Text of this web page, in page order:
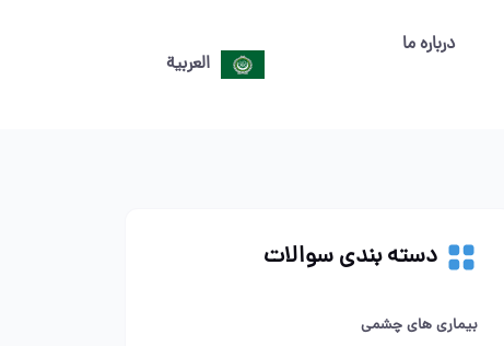
درباره ما
العربية
دسته بندی سوالات
بیماری های چشمی